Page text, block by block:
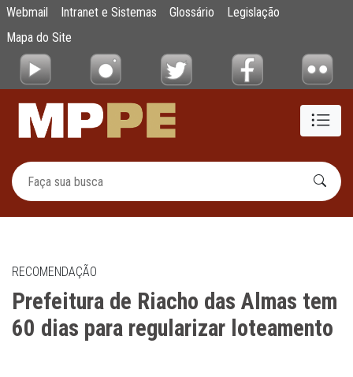
Pular para o Conteúdo principal
Prefeitura de Riacho das Almas tem 60
Webmail Intranet e Sistemas Glossário
Legislação
Mapa do Site
RECOMENDAÇÃO
Prefeitura de Riacho das Almas tem
60 dias para regularizar loteamento